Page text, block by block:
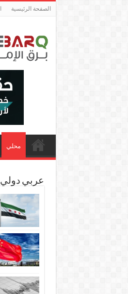
الصفحة الرئيسية
محلي
عربي دولي